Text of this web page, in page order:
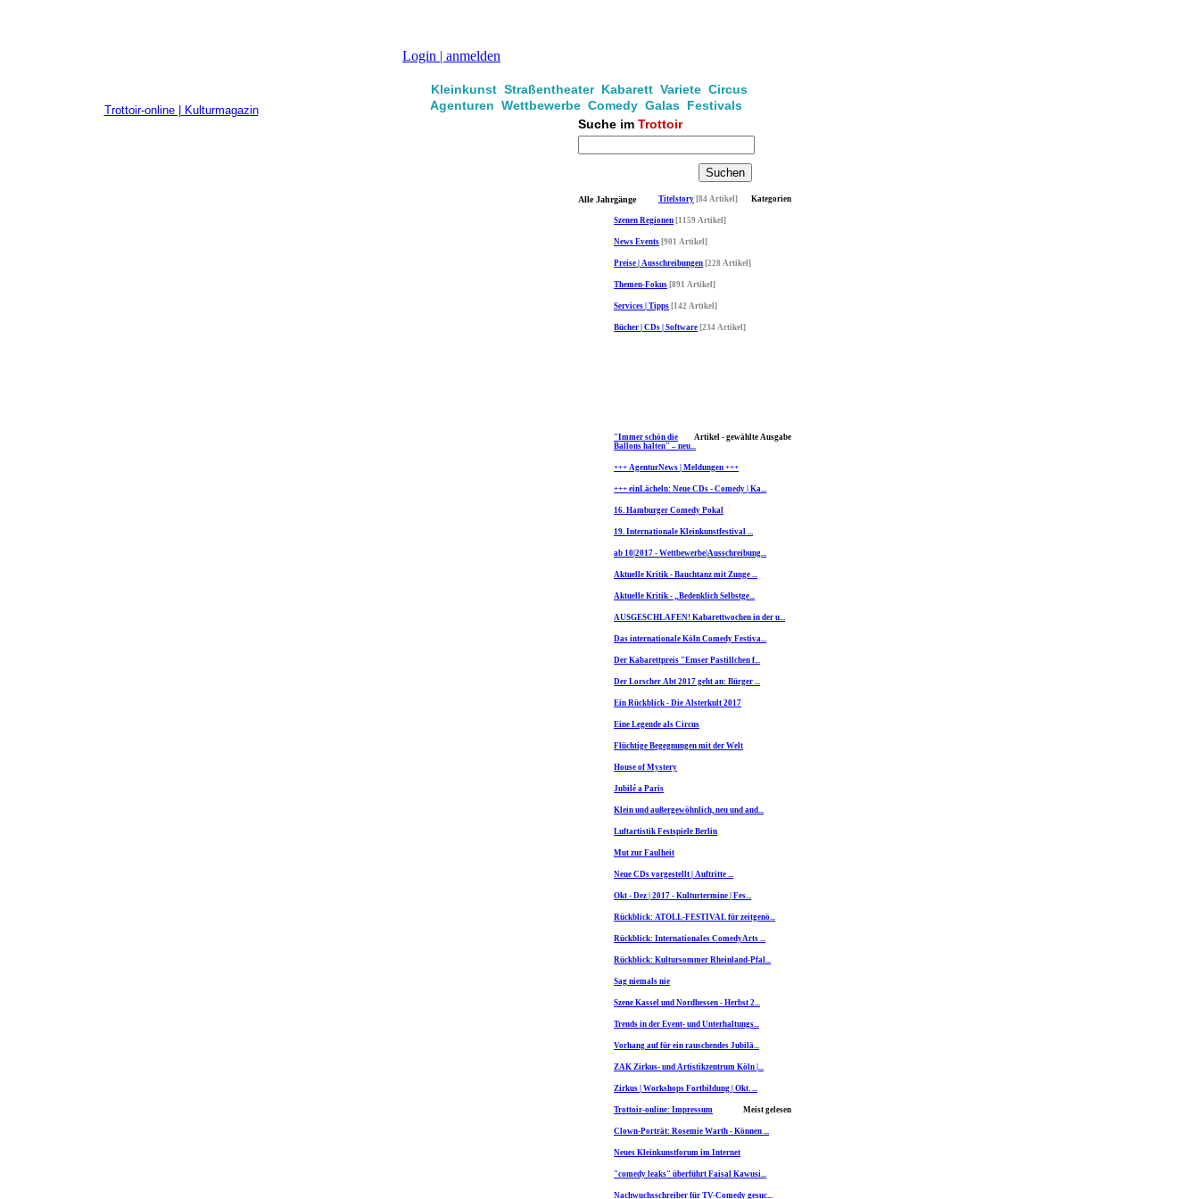
Login | anmelden
Kleinkunst Straßentheater Kabarett Variete Circus
Agenturen Wettbewerbe Comedy Galas Festivals
Trottoir-online | Kulturmagazin
Suche im Trottoir
Kategorien
Alle Jahrgänge Titelstory [84 Artikel]
Szenen Regionen [1159 Artikel]
News Events [901 Artikel]
Preise | Ausschreibungen [228 Artikel]
Themen-Fokus [891 Artikel]
Services | Tipps [142 Artikel]
Bücher | CDs | Software [234 Artikel]
Artikel - gewählte Ausgabe
"Immer schön die
Ballons halten" – neu...
+++ AgenturNews | Meldungen +++
+++ einLächeln: Neue CDs - Comedy | Ka...
16. Hamburger Comedy Pokal
19. Internationale Kleinkunstfestival ...
ab 10|2017 - Wettbewerbe|Ausschreibung...
Aktuelle Kritik - Bauchtanz mit Zunge ...
Aktuelle Kritik - „Bedenklich Selbstge...
AUSGESCHLAFEN! Kabarettwochen in der u...
Das internationale Köln Comedy Festiva...
Der Kabarettpreis "Emser Pastillchen f...
Der Lorscher Abt 2017 geht an: Bürger ...
Ein Rückblick - Die Alsterkult 2017
Eine Legende als Circus
Flüchtige Begegnungen mit der Welt
House of Mystery
Jubilé a Paris
Klein und außergewöhnlich, neu und and...
Luftartistik Festspiele Berlin
Mut zur Faulheit
Neue CDs vorgestellt | Auftritte ...
Okt - Dez | 2017 - Kulturtermine | Fes...
Rückblick: ATOLL-FESTIVAL für zeitgenö...
Rückblick: Internationales ComedyArts ...
Rückblick: Kultursommer Rheinland-Pfal...
Sag niemals nie
Szene Kassel und Nordhessen - Herbst 2...
Trends in der Event- und Unterhaltungs...
Vorhang auf für ein rauschendes Jubilä...
ZAK Zirkus- und Artistikzentrum Köln |...
Zirkus | Workshops Fortbildung | Okt. ...
Meist gelesen
Trottoir-online: Impressum
Clown-Porträt: Rosemie Warth - Können ...
Neues Kleinkunstforum im Internet
"comedy leaks" überführt Faisal Kawusi...
Nachwuchsschreiber für TV-Comedy gesuc...